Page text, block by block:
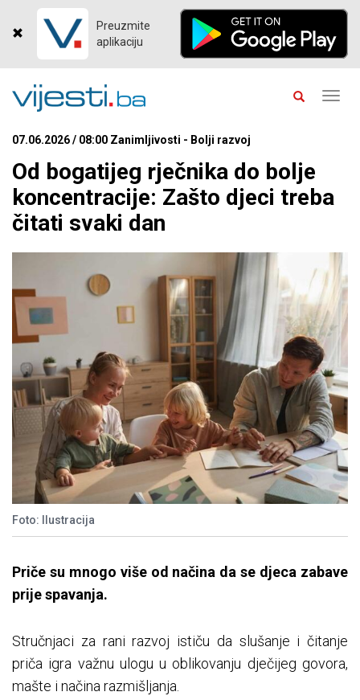
Preuzmite
aplikaciju
07.06.2026 / 08:00 Zanimljivosti - Bolji razvoj
Od bogatijeg rječnika do bolje
koncentracije: Zašto djeci treba
čitati svaki dan
Foto: Ilustracija
Priče su mnogo više od načina da se djeca zabave
prije spavanja.
Stručnjaci za rani razvoj ističu da slušanje i čitanje
priča igra važnu ulogu u oblikovanju dječijeg govora,
mašte i načina razmišljanja.